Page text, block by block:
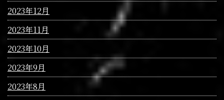
2023年12月
2023年11月
2023年10月
2023年9月
2023年8月